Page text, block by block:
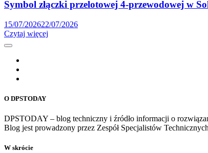
Symbol złączki przelotowej 4-przewodowej w
15/07/202622/07/2026
Czytaj więcej
O DPSTODAY
DPSTODAY – blog techniczny i źródło informacji o
Blog jest prowadzony przez Zespół Specjalistów
W skrócie